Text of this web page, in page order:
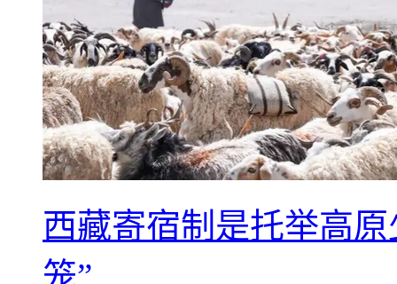
西藏寄宿制是托举高
笼”